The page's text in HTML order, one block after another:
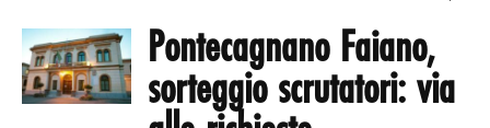
Pontecagnano Faiano,
sorteggio scrutatori: via